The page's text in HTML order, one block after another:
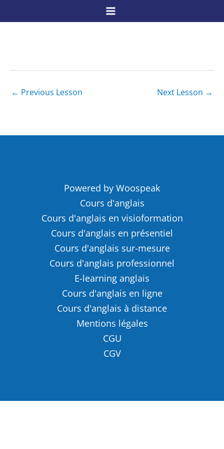
to
← Previous Lesson Next Lesson →
Powered by Woospeak
Cours d'anglais
Cours d'anglais en visioformation
Cours d'anglais en présentiel
Cours d'anglais sur-mesure
Cours d'anglais professionnel
E-learning anglais
Cours d'anglais en ligne
Cours d'anglais à distance
Mentions légales
CGU
CGV